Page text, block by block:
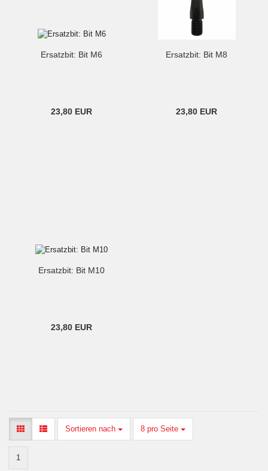
Ersatzbit: Bit M6
23,80 EUR
Ersatzbit: Bit M8
23,80 EUR
Ersatzbit: Bit M10
23,80 EUR
Sortieren nach 8 pro Seite
1